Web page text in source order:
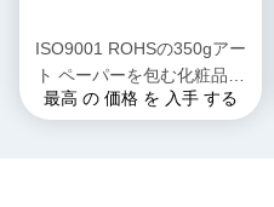
ISO9001 ROHSの350gアー
ト ペーパーを包む化粧品の
ギフト用の箱はリサイクルし
最高 の 価格 を 入手 する